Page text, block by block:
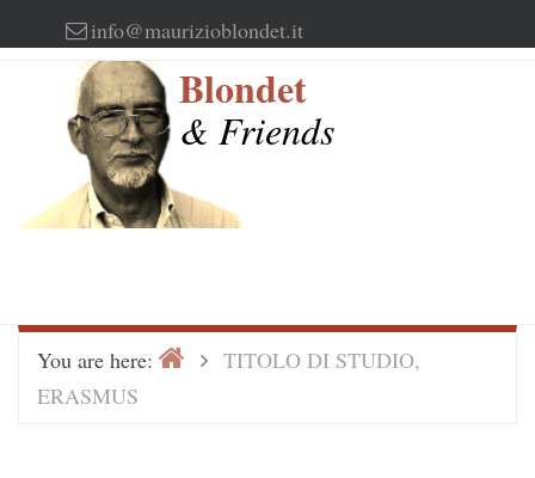
to
info@maurizioblondet.it
Blondet
& Friends
You are here: HomeTITOLO DI STUDIO,
ERASMUS